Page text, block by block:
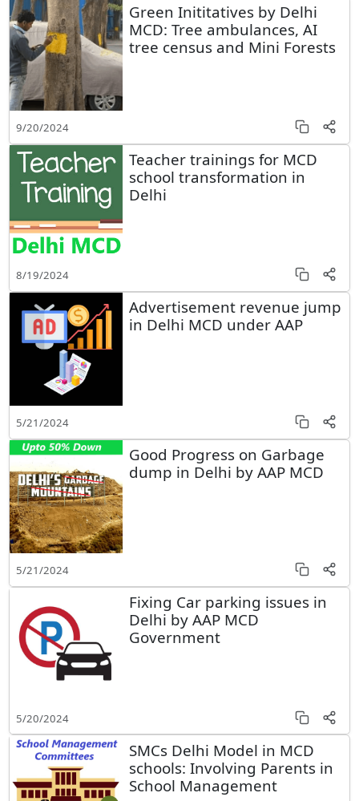
Green Inititatives by Delhi
MCD: Tree ambulances, AI
tree census and Mini Forests
9/20/2024
Teacher trainings for MCD
school transformation in
Delhi
8/19/2024
Advertisement revenue jump
in Delhi MCD under AAP
5/21/2024
Good Progress on Garbage
dump in Delhi by AAP MCD
5/21/2024
Fixing Car parking issues in
Delhi by AAP MCD
Government
5/20/2024
SMCs Delhi Model in MCD
schools: Involving Parents in
School Management